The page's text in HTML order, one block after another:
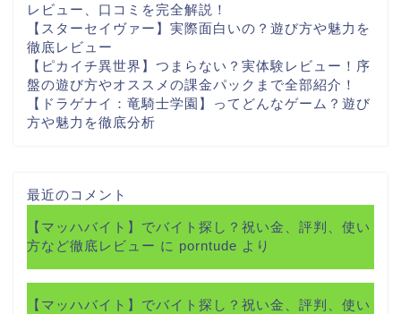
レビュー、口コミを完全解説！
【スターセイヴァー】実際面白いの？遊び方や魅力を
徹底レビュー
【ピカイチ異世界】つまらない？実体験レビュー！序
盤の遊び方やオススメの課金パックまで全部紹介！
【ドラゲナイ：竜騎士学園】ってどんなゲーム？遊び
方や魅力を徹底分析
最近のコメント
【マッハバイト】でバイト探し？祝い金、評判、使い
方など徹底レビュー に porntude より
【マッハバイト】でバイト探し？祝い金、評判、使い